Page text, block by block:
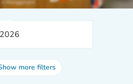
more filters